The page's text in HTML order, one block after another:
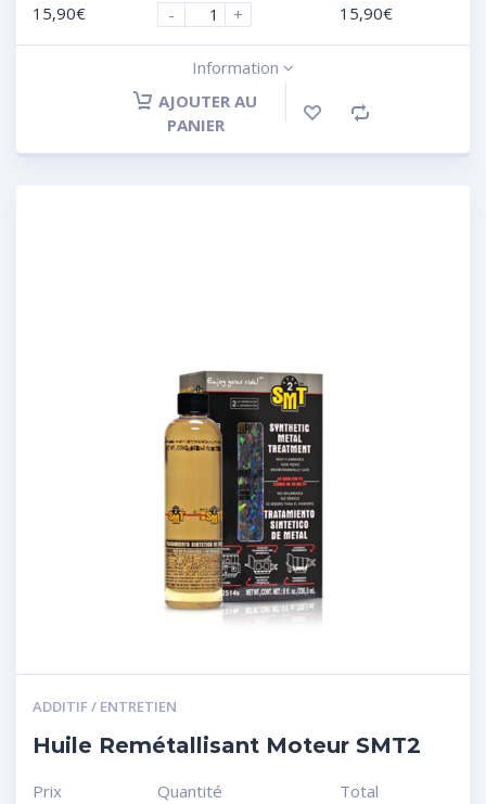
15,90€
-
+
15,90€
Information
AJOUTER AU
PANIER
ADDITIF / ENTRETIEN
Huile Remétallisant Moteur SMT2
Prix
Quantité
Total